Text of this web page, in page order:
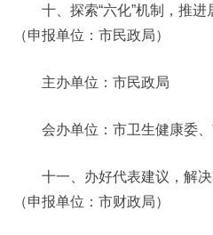
十、探索“六化”机制，推进
（申报单位：市民政局）
主办单位：市民政局
会办单位：市卫生健康委、
十一、办好代表建议，解决
（申报单位：市财政局）